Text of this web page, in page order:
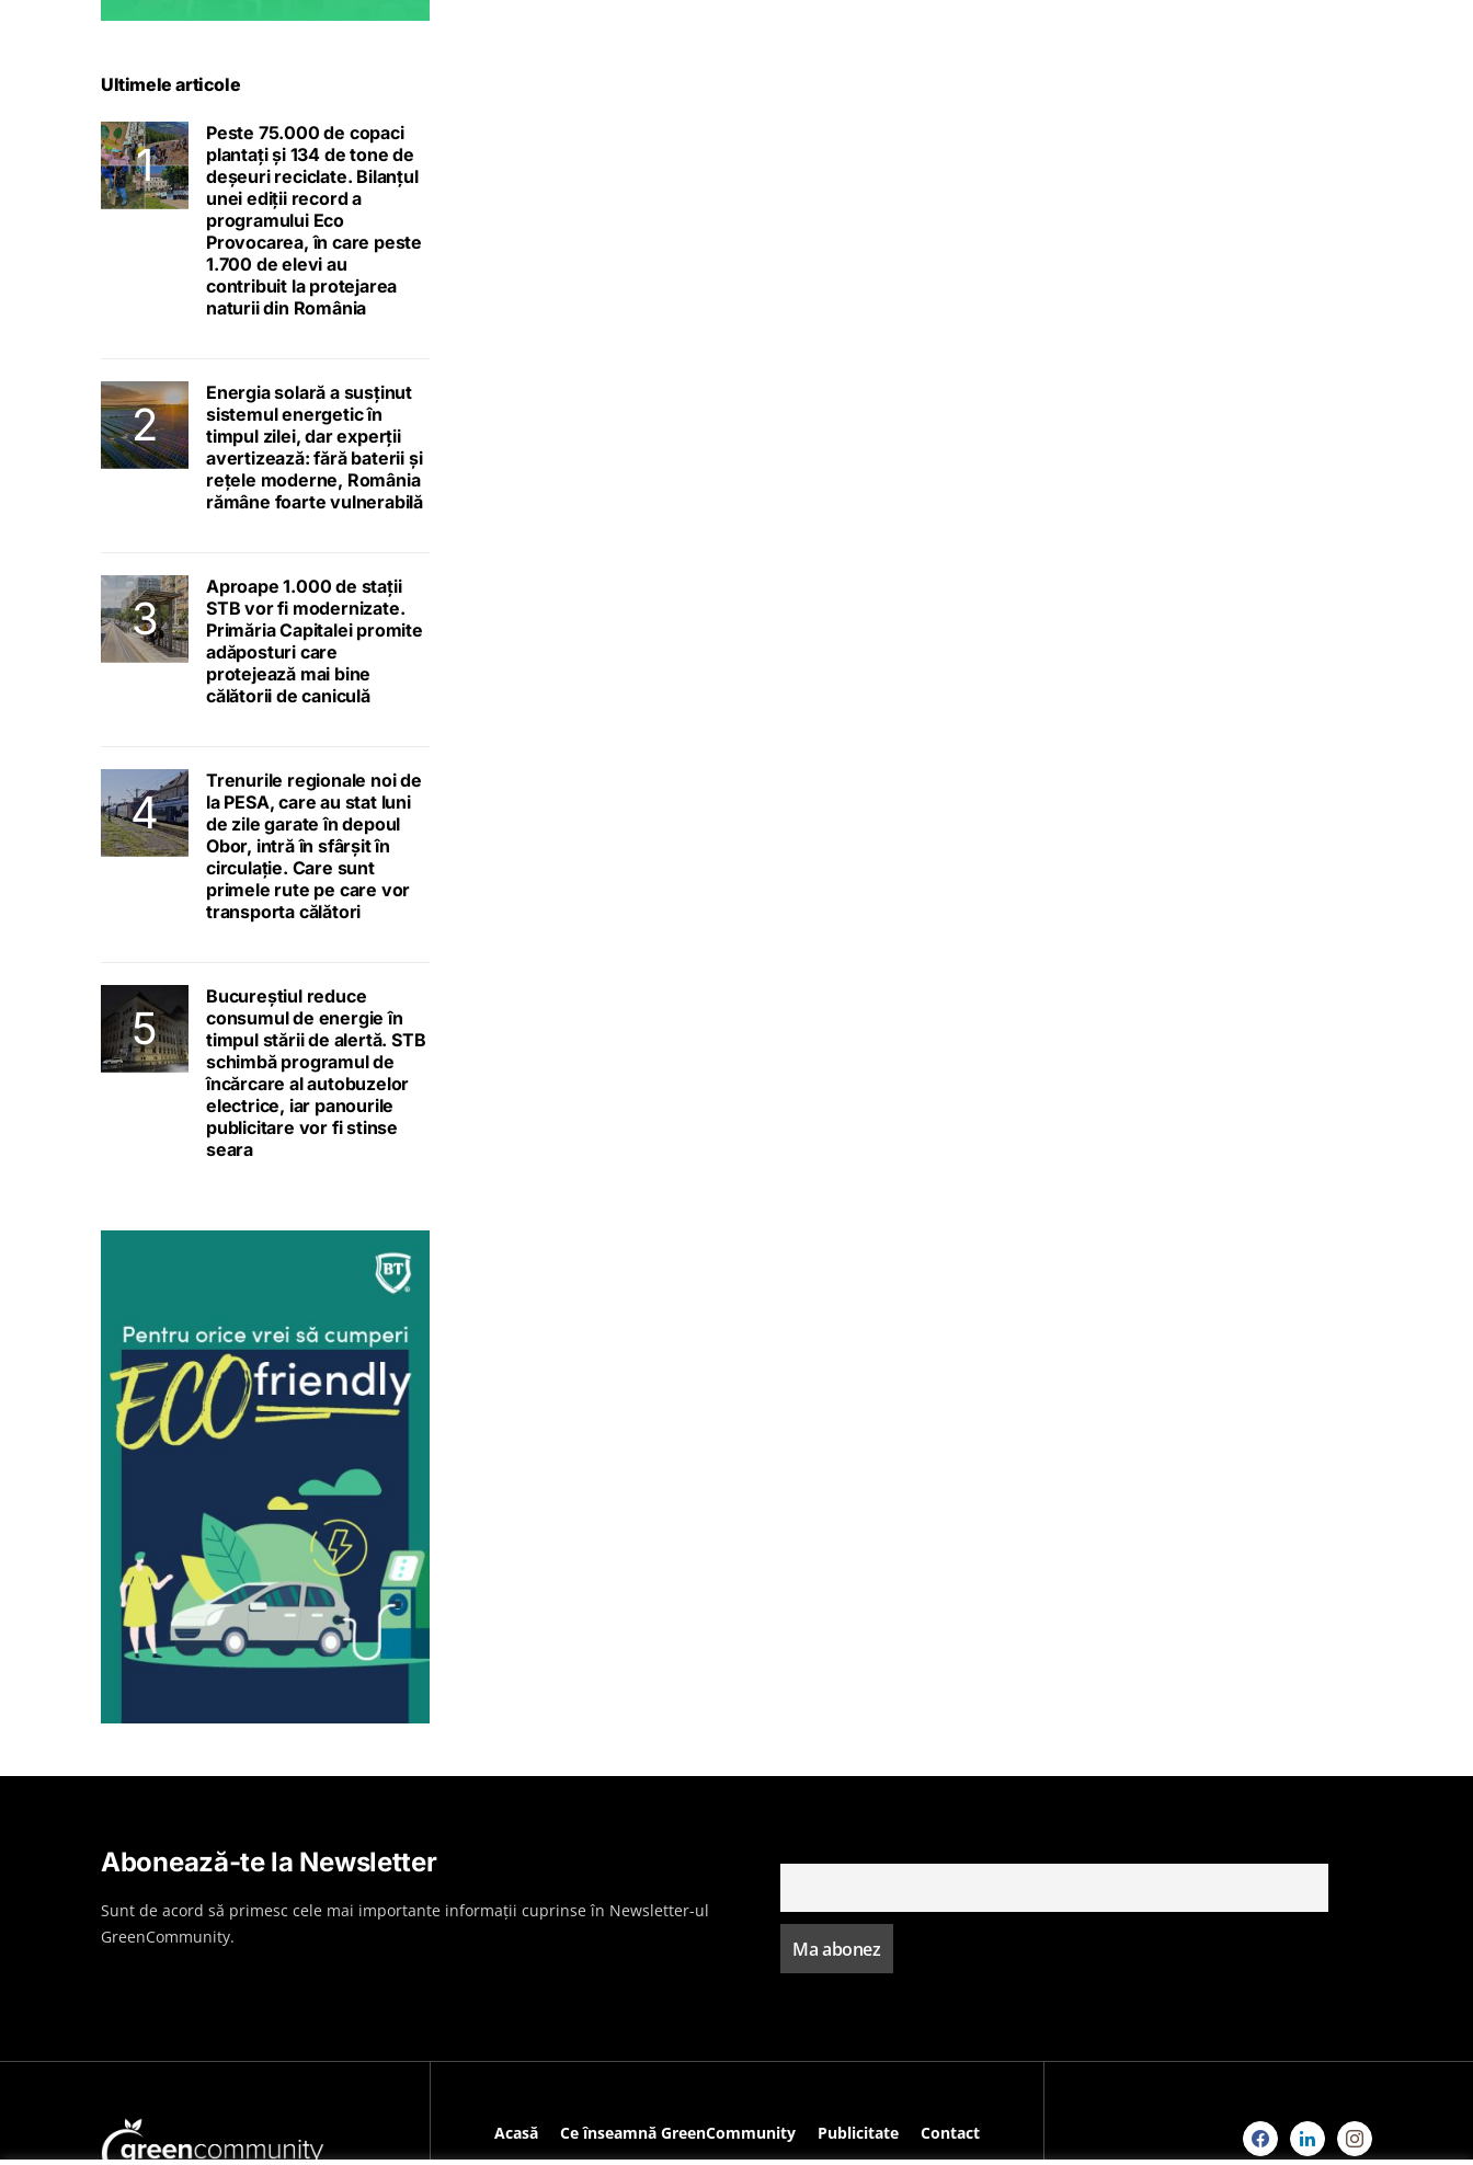
Ultimele articole
Peste 75.000 de copaci
plantați și 134 de tone de
deșeuri reciclate. Bilanțul
unei ediții record a
programului Eco
Provocarea, în care peste
1.700 de elevi au
contribuit la protejarea
naturii din România
Energia solară a susținut
sistemul energetic în
timpul zilei, dar experții
avertizează: fără baterii și
rețele moderne, România
rămâne foarte vulnerabilă
Aproape 1.000 de stații
STB vor fi modernizate.
Primăria Capitalei promite
adăposturi care
protejează mai bine
călătorii de caniculă
Trenurile regionale noi de
la PESA, care au stat luni
de zile garate în depoul
Obor, intră în sfârșit în
circulație. Care sunt
primele rute pe care vor
transporta călători
Bucureștiul reduce
consumul de energie în
timpul stării de alertă. STB
schimbă programul de
încărcare al autobuzelor
electrice, iar panourile
publicitare vor fi stinse
seara
Abonează-te la Newsletter
Sunt de acord să primesc cele mai importante informații cuprinse în Newsletter-ul
GreenCommunity.
Acasă Ce înseamnă GreenCommunity Publicitate Contact